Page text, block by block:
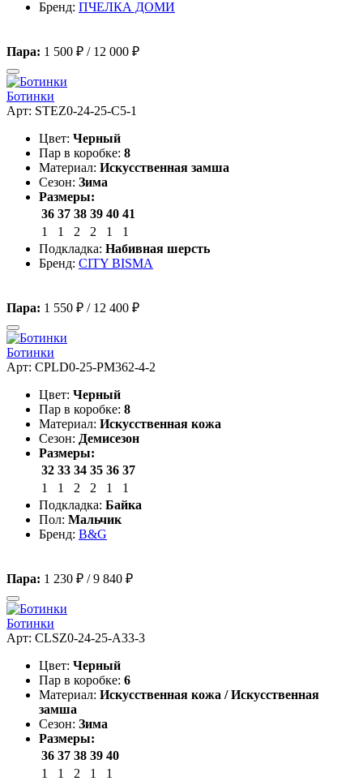
Бренд: ПЧЕЛКА ДОМИ
Пара: 1 500 ₽ / 12 000 ₽
Ботинки
Арт: STEZ0-24-25-C5-1
Цвет: Черный
Пар в коробке: 8
Материал: Искусственная замша
Сезон: Зима
Размеры:
36 37 38 39 40 41
1
1 2 2 1
1
Подкладка: Набивная шерсть
Бренд: CITY BISMA
Пара: 1 550 ₽ / 12 400 ₽
Ботинки
Арт: CPLD0-25-PM362-4-2
Цвет: Черный
Пар в коробке: 8
Материал: Искусственная кожа
Сезон: Демисезон
Размеры:
32 33 34 35 36 37
1
1 2 2 1
1
Подкладка: Байка
Пол: Мальчик
Бренд: B&G
Пара: 1 230 ₽ /9 840 ₽
Ботинки
Арт: CLSZ0-24-25-A33-3
Цвет: Черный
Пар в коробке: 6
Материал: Искусственная кожа / Искусственная
замша
Сезон: Зима
Размеры:
36 37 38 39 40
1
1 2 1
1